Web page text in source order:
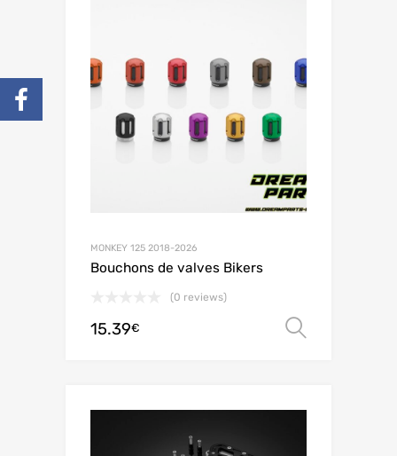
MONKEY 125 2018-2026
Bouchons de valves Bikers
(0 reviews)
15.39€